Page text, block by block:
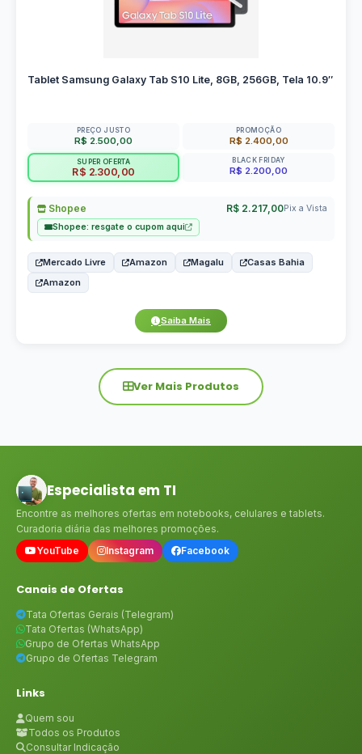
Tablet Samsung Galaxy Tab S10 Lite, 8GB, 256GB, Tela 10.9″
PREÇO JUSTO
R$ 2.500,00
PROMOÇÃO
R$ 2.400,00
SUPER OFERTA
R$ 2.300,00
BLACK FRIDAY
R$ 2.200,00
Shopee R$ 2.217,00Pix a Vista
Shopee: resgate o cupom aqui
Mercado Livre Amazon Magalu
Casas Bahia
Amazon
Saiba Mais
Ver Mais Produtos
Especialista em TI
Encontre as melhores ofertas em notebooks, celulares e tablets.
Curadoria diária das melhores promoções.
YouTube
Instagram Facebook
Canais de Ofertas
Tata Ofertas Gerais (Telegram)
Tata Ofertas (WhatsApp)
Grupo de Ofertas WhatsApp
Grupo de Ofertas Telegram
Links
Quem sou
Todos os Produtos
Consultar Indicação